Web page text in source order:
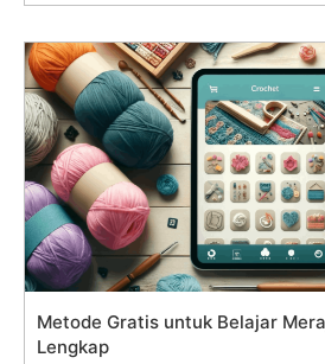
Metode Gratis untuk Belajar
Lengkap